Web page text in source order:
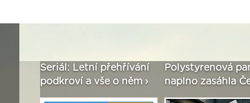
Seriál: Letní přehřívání
podkroví a vše o něm ›
Polystyrenová
naplno zasáhla